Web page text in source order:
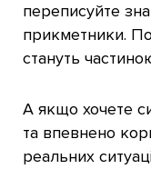
переписуйте
прикметники.
стануть
А якщо хочете
та впевнено
реальних